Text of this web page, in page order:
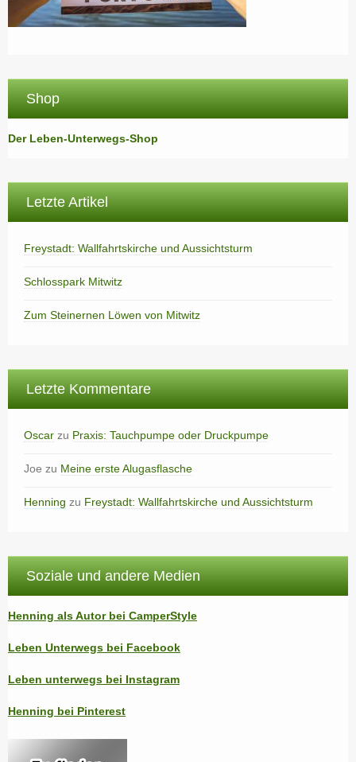
Shop
Der Leben-Unterwegs-Shop
Letzte Artikel
Freystadt: Wallfahrtskirche und Aussichtsturm
Schlosspark Mitwitz
Zum Steinernen Löwen von Mitwitz
Letzte Kommentare
Oscar zu Praxis: Tauchpumpe oder Druckpumpe
Joe zu Meine erste Alugasflasche
Henning zu Freystadt: Wallfahrtskirche und Aussichtsturm
Soziale und andere Medien
Henning als Autor bei CamperStyle
Leben Unterwegs bei Facebook
Leben unterwegs bei Instagram
Henning bei Pinterest